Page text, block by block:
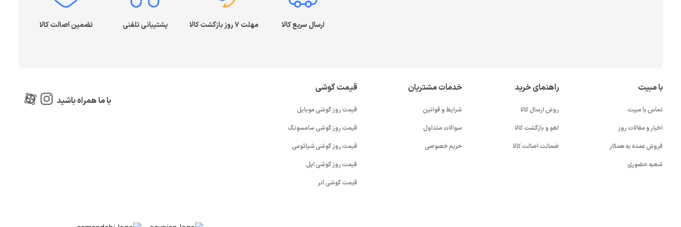
ارسال سریع کالا مهلت ۷ روز بازگشت کالا پشتیبانی تلفنی تضمین اصالت کالا
با مبیت
تماس با مبیت
اخبار و مقالات روز
فروش عمده به همکار
شعبه حضوری
راهنمای خرید
روش ارسال کالا
لغو و بازگشت کالا
ضمانت اصالت کالا
خدمات مشتریان
شرایط و قوانین
سوالات متداول
حریم خصوصی
قیمت گوشی
قیمت روز گوشی موبایل
قیمت روز گوشی سامسونگ
قیمت روز گوشی شیائومی
قیمت روز گوشی اپل
قیمت گوشی آنر
با ما همراه باشید